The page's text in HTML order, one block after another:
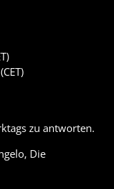
zu antworten.
Die